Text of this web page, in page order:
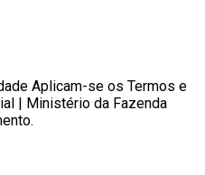
Aplicam-se os Termos e
| Ministério da Fazenda